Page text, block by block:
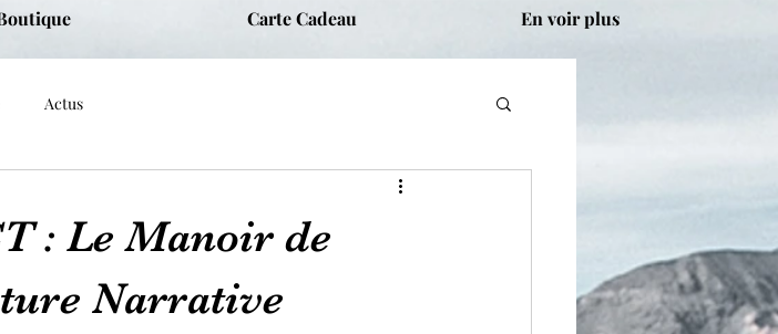
Carte Cadeau En voir plus
Actus
: Le Manoir de
Narrative